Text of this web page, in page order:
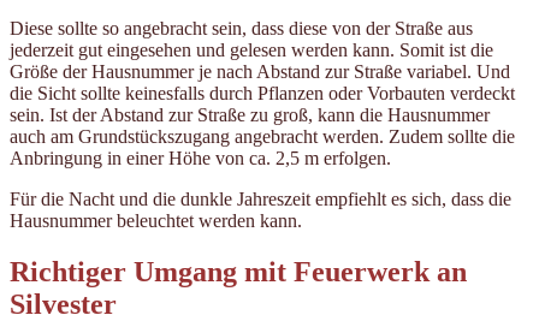
Diese sollte so angebracht sein, dass diese von der Straße aus
jederzeit gut eingesehen und gelesen werden kann. Somit ist die
Größe der Hausnummer je nach Abstand zur Straße variabel. Und
die Sicht sollte keinesfalls durch Pflanzen oder Vorbauten verdeckt
sein. Ist der Abstand zur Straße zu groß, kann die Hausnummer
auch am Grundstückszugang angebracht werden. Zudem sollte die
Anbringung in einer Höhe von ca. 2,5 m erfolgen.
Für die Nacht und die dunkle Jahreszeit empfiehlt es sich, dass die
Hausnummer beleuchtet werden kann.
Richtiger Umgang mit Feuerwerk an
Silvester